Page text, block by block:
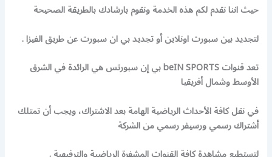
حيث اننا نقدم لكم هذه الخدمة ونقوم بارشادك بالطريقة الصحيحة
لتجديد بين سبورت اونلاين أو تجديد بي ان سبورت عن طريق الفيزا .
تعد قنوات beIN SPORTS بي إن سبورتس هي الرائدة في الشرق
الأوسط وشمال أفريقيا
في نقل كافة الأحداث الرياضية الهامة بعد الاشتراك، ويجب أن تمتلك
أشتراك رسمي ورسيفر رسمي من الشركة